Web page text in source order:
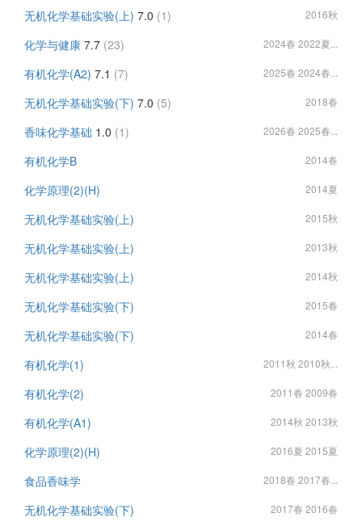
无机化学基础实验(上) 7.0 (1) 2016秋
化学与健康 7.7 (23) 2024春 2022夏...
有机化学(A2) 7.1 (7) 2025春 2024春...
无机化学基础实验(下) 7.0 (5) 2018春
香味化学基础 1.0 (1) 2026春 2025春...
有机化学B 2014春
化学原理(2)(H) 2014夏
无机化学基础实验(上) 2015秋
无机化学基础实验(上) 2013秋
无机化学基础实验(上) 2014秋
无机化学基础实验(下) 2015春
无机化学基础实验(下) 2014春
有机化学(1) 2011秋 2010秋...
有机化学(2) 2011春 2009春
有机化学(A1) 2014秋 2013秋
化学原理(2)(H) 2016夏 2015夏
食品香味学 2018春 2017春...
无机化学基础实验(下) 2017春 2016春